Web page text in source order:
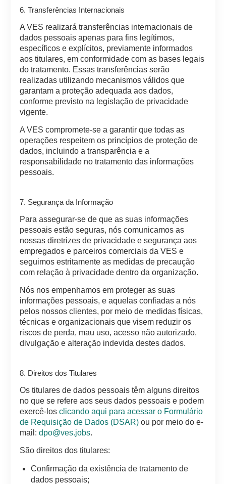
6. Transferências Internacionais
A VES realizará transferências internacionais de
dados pessoais apenas para fins legítimos,
específicos e explícitos, previamente informados
aos titulares, em conformidade com as bases legais
do tratamento. Essas transferências serão
realizadas utilizando mecanismos válidos que
garantam a proteção adequada aos dados,
conforme previsto na legislação de privacidade
vigente.
A VES compromete-se a garantir que todas as
operações respeitem os princípios de proteção de
dados, incluindo a transparência e a
responsabilidade no tratamento das informações
pessoais.
7. Segurança da Informação
Para assegurar-se de que as suas informações
pessoais estão seguras, nós comunicamos as
nossas diretrizes de privacidade e segurança aos
empregados e parceiros comerciais da VES e
seguimos estritamente as medidas de precaução
com relação à privacidade dentro da organização.
Nós nos empenhamos em proteger as suas
informações pessoais, e aquelas confiadas a nós
pelos nossos clientes, por meio de medidas físicas,
técnicas e organizacionais que visem reduzir os
riscos de perda, mau uso, acesso não autorizado,
divulgação e alteração indevida destes dados.
8. Direitos dos Titulares
Os titulares de dados pessoais têm alguns direitos
no que se refere aos seus dados pessoais e podem
exercê-los clicando aqui para acessar o Formulário
de Requisição de Dados (DSAR)ou por meio do e-
mail: dpo@ves.jobs.
São direitos dos titulares:
Confirmação da existência de tratamento de
dados pessoais;